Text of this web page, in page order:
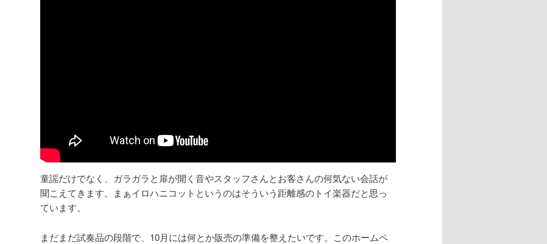
童謡だけでなく、ガラガラと扉が開く音やスタッフさんとお客さんの何気ない会話が
聞こえてきます。まぁイロハニコットというのはそういう距離感のトイ楽器だと思っ
ています。
まだまだ試奏品の段階で、10月には何とか販売の準備を整えたいです。このホームペ